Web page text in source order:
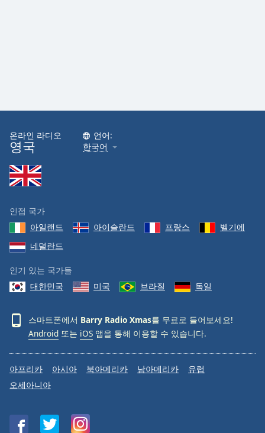
Style
Font
Family
Reset
Close
Modal
End
window.
온라인 라디오
영국
언어:
한국어
인접 국가
아일랜드
아이슬란드 프랑스
벨기에
네덜란드
인기 있는 국가들
대한민국
미국 브라질 독일
스마트폰에서 Barry Radio Xmas를 무료로 들어보세요!
Android 또는 iOS 앱을 통해 이용할 수 있습니다.
아프리카 아시아 북아메리카 남아메리카
유럽
오세아니아